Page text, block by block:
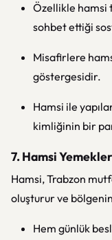
Özellikle hamsi
sohbet ettiği
Misafirlere
göstergesidir.
Hamsi ile
kimliğinin bir
7. Hamsi
Hamsi, Trabzon
oluşturur ve
Hem günlük